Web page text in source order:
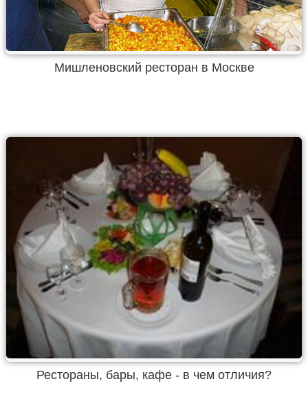
Мишленовский ресторан в Москве
Рестораны, бары, кафе - в чем отличия?